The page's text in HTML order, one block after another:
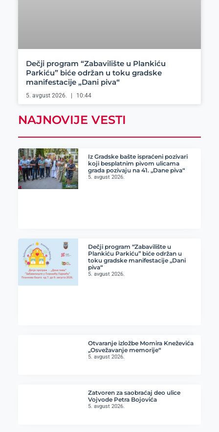
Dečji program “Zabavilište u Plankiću
Parkiću” biće održan u toku gradske
manifestacije „Dani piva“
5. avgust 2026. 10:44
NAJNOVIJE VESTI
Iz Gradske bašte ispraćeni pozivari
koji besplatnim pivom ulicama
grada pozivaju na 41. „Dane piva“
5. avgust 2026.
Dečji program “Zabavilište u
Plankiću Parkiću” biće održan u
toku gradske manifestacije „Dani
piva“
5. avgust 2026.
Otvaranje izložbe Momira Kneževića
„Osvežavanje memorije“
5. avgust 2026.
Zatvoren za saobraćaj deo ulice
Vojvode Petra Bojovića
5. avgust 2026.